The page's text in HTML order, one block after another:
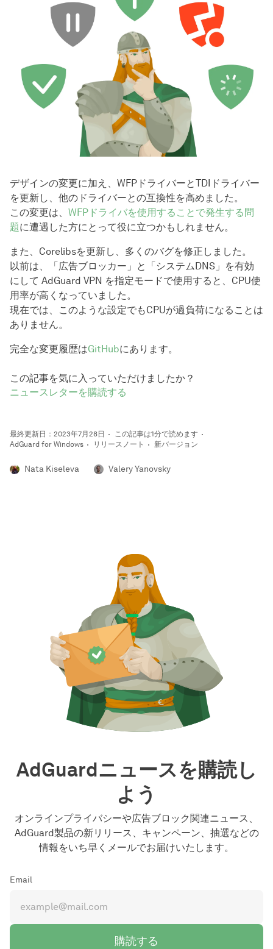
デザインの変更に加え、WFPドライバーとTDIドライバー
を更新し、他のドライバーとの互換性を高めました。
この変更は、 WFPドライバを使用することで発生する問
題に遭遇した方にとって役に立つかもしれません。
また、Corelibsを更新し、多くのバグを修正しました。
以前は、「広告ブロッカー」と「システムDNS」を有効
にして AdGuard VPN を指定モードで使用すると、CPU使
用率が高くなっていました。
現在では、このような設定でもCPUが過負荷になることは
ありません。
完全な変更履歴はGitHubにあります。
この記事を気に入っていただけましたか？
ニュースレターを購読する
最終更新日：2023年7月28日
この記事は1分で読めます
AdGuard for Windows
リリースノート 新バージョン
Nata Kiseleva Valery Yanovsky
AdGuardニュースを購読し
よう
オンラインプライバシーや広告ブロック関連ニュース、
AdGuard製品の新リリース、キャンペーン、抽選などの
情報をいち早くメールでお届けいたします。
Email
購読する